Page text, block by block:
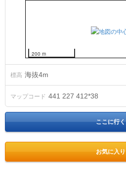
200 m
標高 海抜4m
マップコード 441 227 412*38
ここに行く
お気に入り